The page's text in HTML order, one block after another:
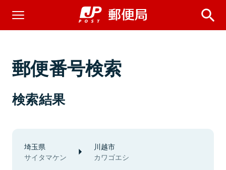
郵便番号検索
検索結果
埼玉県
サイタマケン
川越市
カワゴエシ